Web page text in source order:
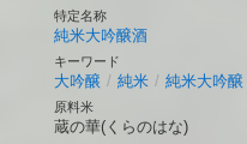
特定名称
純米大吟醸酒
キーワード
大吟醸 / 純米 / 純米大吟醸
原料米
蔵の華(くらのはな)